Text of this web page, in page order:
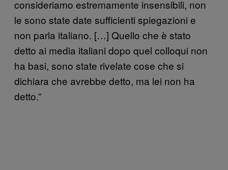
consideriamo estremamente insensibili, non
le sono state date sufficienti spiegazioni e
non parla italiano. […] Quello che è stato
detto ai media italiani dopo quel colloqui non
ha basi, sono state rivelate cose che si
dichiara che avrebbe detto, ma lei non ha
detto.”